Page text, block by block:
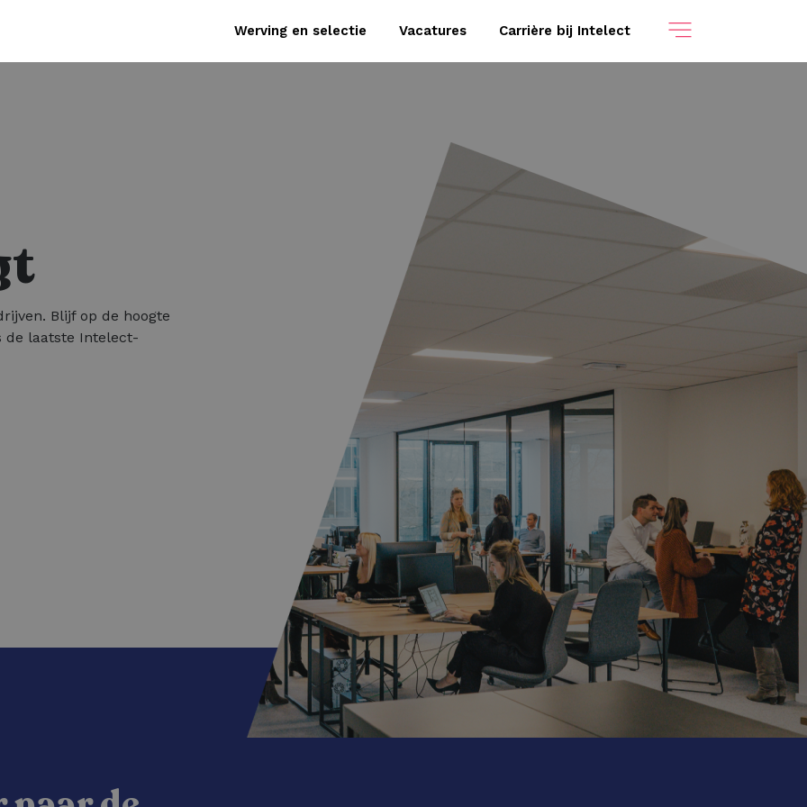
Werving en selectie Vacatures Carrière bij Intelect
Blijf op de hoogte
de laatste Intelect-